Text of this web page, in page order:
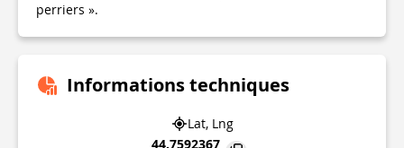
perriers ».
Informations techniques
Lat, Lng
44.7592367